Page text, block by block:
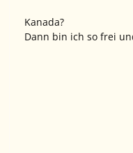
Kanada?
Dann bin ich so frei